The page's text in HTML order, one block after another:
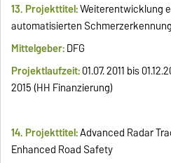
13. Projekttitel:Weiterentwicklung
automatisierten
Mittelgeber:DFG
Projektlaufzeit:01.07. 2011 bis
2015 (HH Finanzierung)
14. Projekttitel:Advanced Radar
Enhanced Road Safety